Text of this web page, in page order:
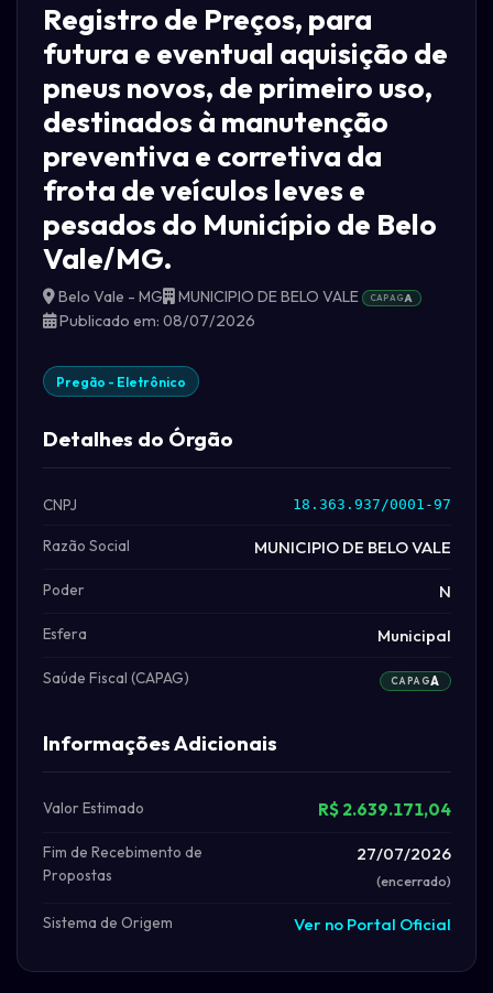
Registro de Preços, para
futura e eventual aquisição de
pneus novos, de primeiro uso,
destinados à manutenção
preventiva e corretiva da
frota de veículos leves e
pesados do Município de Belo
Vale/MG.
Belo Vale - MG MUNICIPIO DE BELO VALE CAPAGA
Publicado em: 08/07/2026
Pregão - Eletrônico
Detalhes do Órgão
CNPJ 18.363.937/0001-97
Razão Social MUNICIPIO DE BELO VALE
Poder N
Esfera Municipal
Saúde Fiscal (CAPAG) CAPAGA
Informações Adicionais
Valor Estimado R$ 2.639.171,04
Fim de Recebimento de
Propostas
27/07/2026
(encerrado)
Sistema de Origem Ver no Portal Oficial